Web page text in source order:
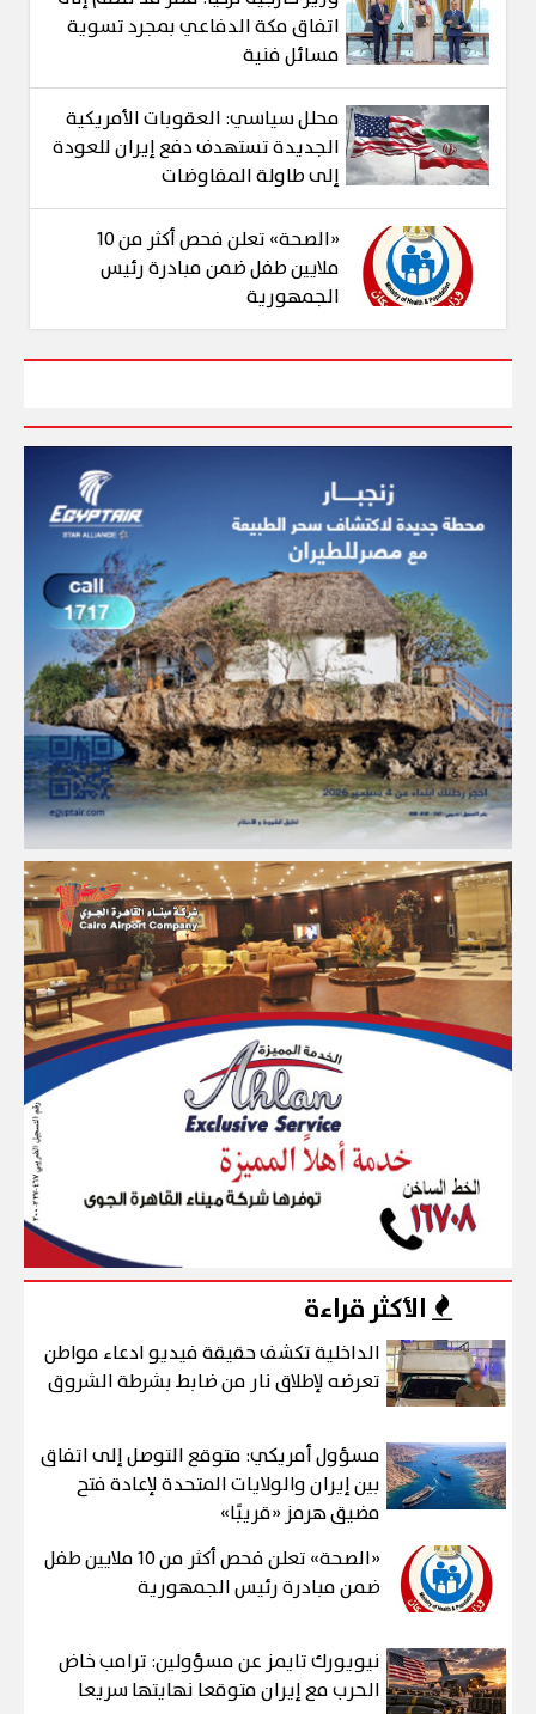
اتفاق مكة الدفاعي بمجرد تسوية
مسائل فنية
محلل سياسي: العقوبات الأمريكية
الجديدة تستهدف دفع إيران للعودة
إلى طاولة المفاوضات
«الصحة» تعلن فحص أكثر من 10
ملايين طفل ضمن مبادرة رئيس
الجمهورية
الأكثر قراءة
الداخلية تكشف حقيقة فيديو ادعاء مواطن
تعرضه لإطلاق نار من ضابط بشرطة الشروق
مسؤول أمريكي: متوقع التوصل إلى اتفاق
بين إيران والولايات المتحدة لإعادة فتح
مضيق هرمز «قريبًا»
«الصحة» تعلن فحص أكثر من 10 ملايين طفل
ضمن مبادرة رئيس الجمهورية
نيويورك تايمز عن مسؤولين: ترامب خاض
الحرب مع إيران متوقعا نهايتها سريعا